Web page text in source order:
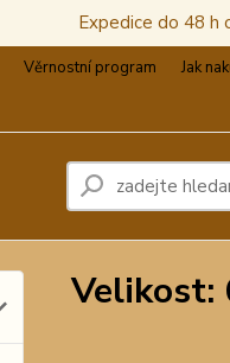
Expedice do 48 h
Věrnostní program Jak
Velikost: